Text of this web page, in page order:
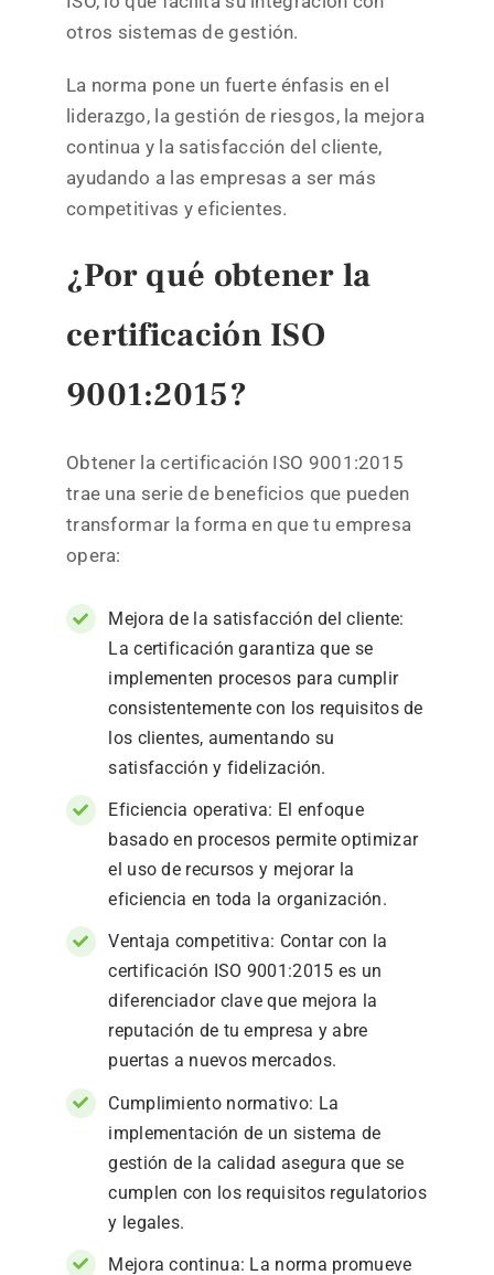
otros sistemas de gestión.
La norma pone un fuerte énfasis en el
liderazgo, la gestión de riesgos, la mejora
continua y la satisfacción del cliente,
ayudando a las empresas a ser más
competitivas y eficientes.
¿Por qué obtener la
certificación ISO
9001:2015?
Obtener la certificación ISO 9001:2015
trae una serie de beneficios que pueden
transformar la forma en que tu empresa
opera:
Mejora de la satisfacción del cliente:
La certificación garantiza que se
implementen procesos para cumplir
consistentemente con los requisitos de
los clientes, aumentando su
satisfacción y fidelización.
Eficiencia operativa: El enfoque
basado en procesos permite optimizar
el uso de recursos y mejorar la
eficiencia en toda la organización.
Ventaja competitiva: Contar con la
certificación ISO 9001:2015 es un
diferenciador clave que mejora la
reputación de tu empresa y abre
puertas a nuevos mercados.
Cumplimiento normativo: La
implementación de un sistema de
gestión de la calidad asegura que se
cumplen con los requisitos regulatorios
y legales.
Mejora continua: La norma promueve